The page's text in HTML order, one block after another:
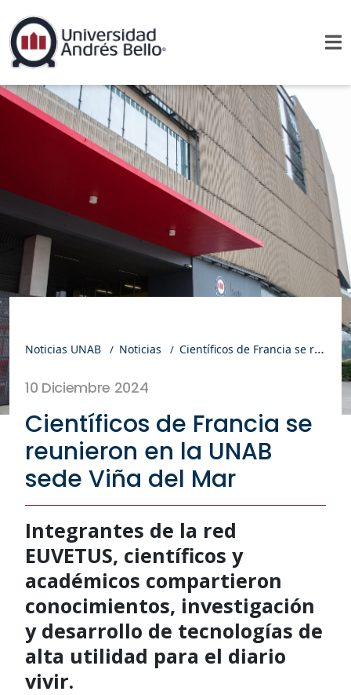
Noticias UNAB Noticias Científicos de Francia se reunieron en la UNAB sede Viña del Mar
10 Diciembre 2024
Científicos de Francia se
reunieron en la UNAB
sede Viña del Mar
Integrantes de la red
EUVETUS, científicos y
académicos compartieron
conocimientos, investigación
y desarrollo de tecnologías de
alta utilidad para el diario
vivir.